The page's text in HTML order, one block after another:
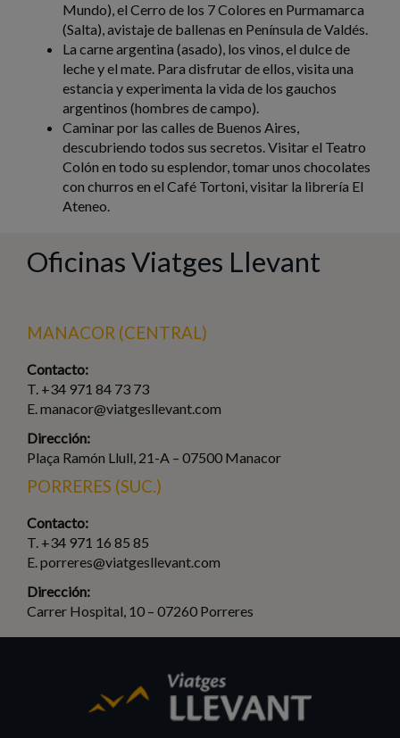
Mundo), el Cerro de los 7 Colores en Purmamarca
(Salta), avistaje de ballenas en Península de Valdés.
La carne argentina (asado), los vinos, el dulce de
leche y el mate. Para disfrutar de ellos, visita una
estancia y experimenta la vida de los gauchos
argentinos (hombres de campo).
Caminar por las calles de Buenos Aires,
descubriendo todos sus secretos. Visitar el Teatro
Colón en todo su esplendor, tomar unos chocolates
con churros en el Café Tortoni, visitar la librería El
Ateneo.
Oficinas Viatges Llevant
MANACOR (CENTRAL)
Contacto:
T. +34 971 84 73 73
E. manacor@viatgesllevant.com
Dirección:
Plaça Ramón Llull, 21-A – 07500 Manacor
PORRERES (SUC.)
Contacto:
T. +34 971 16 85 85
E. porreres@viatgesllevant.com
Dirección:
Carrer Hospital, 10 – 07260 Porreres